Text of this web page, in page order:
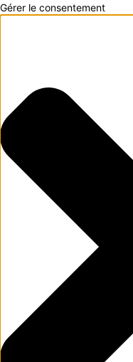
Gérer le consentement